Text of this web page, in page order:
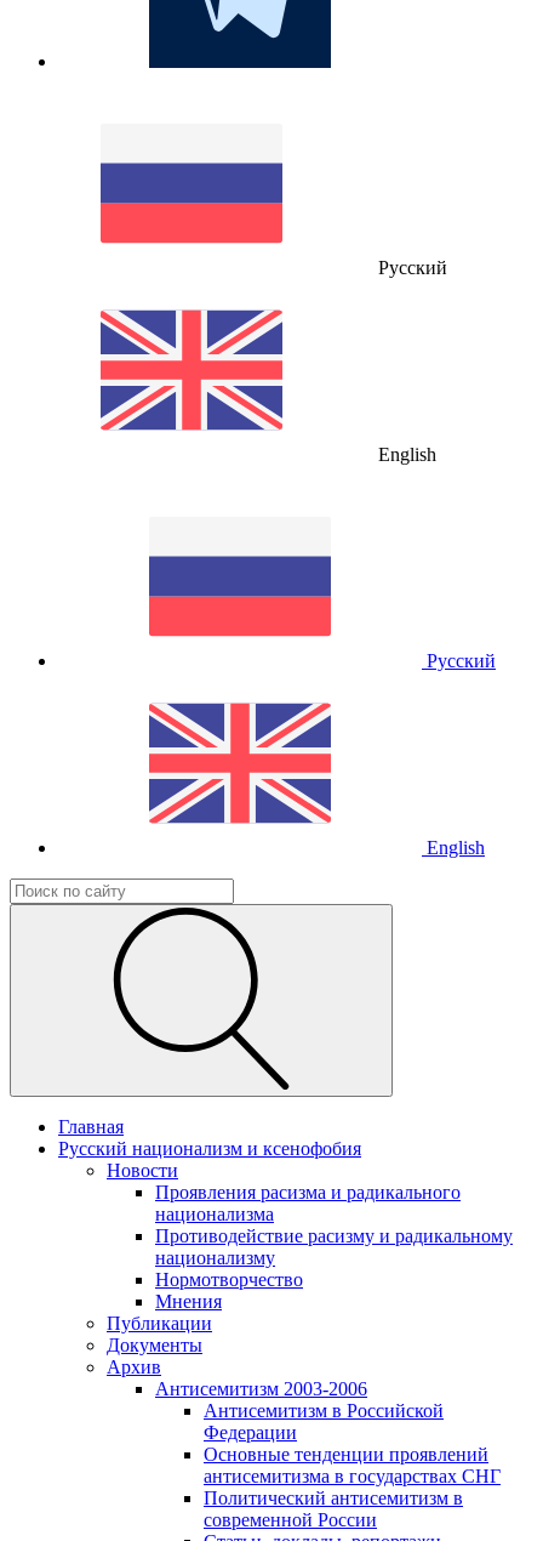
Русский
English
Русский
English
Главная
Русский национализм и ксенофобия
Новости
Проявления расизма и радикального
национализма
Противодействие расизму и радикальному
национализму
Нормотворчество
Мнения
Публикации
Документы
Архив
Антисемитизм 2003-2006
Антисемитизм в Российской
Федерации
Основные тенденции проявлений
антисемитизма в государствах СНГ
Политический антисемитизм в
современной России